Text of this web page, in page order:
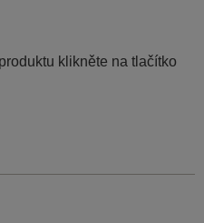
klikněte na tlačítko